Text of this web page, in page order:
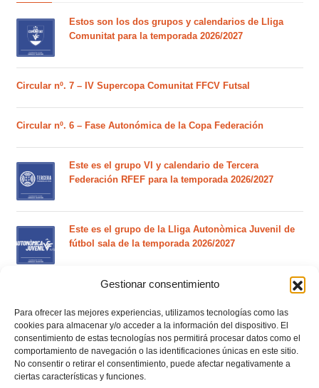
Gestionar consentimiento
Para ofrecer las mejores experiencias, utilizamos tecnologías como las
cookies para almacenar y/o acceder a la información del dispositivo. El
consentimiento de estas tecnologías nos permitirá procesar datos como el
comportamiento de navegación o las identificaciones únicas en este sitio.
No consentir o retirar el consentimiento, puede afectar negativamente a
ciertas características y funciones.
Estos son los dos grupos y calendarios de Lliga
Comunitat para la temporada 2026/2027
Circular nº. 7 – IV Supercopa Comunitat FFCV Futsal
Circular nº. 6 – Fase Autonómica de la Copa Federación
Este es el grupo VI y calendario de Tercera
Federación RFEF para la temporada 2026/2027
Este es el grupo de la Lliga Autonòmica Juvenil de
fútbol sala de la temporada 2026/2027
RFEF para la temporada 2026/27 se sorteará el
martes 4 de agosto
Nuevo curso de Entrenador de fútbol Licencia UEFA
C que comenzará en noviembre 2026 (agotadas las